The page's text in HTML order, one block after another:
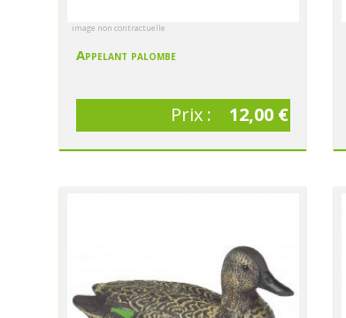
image non contractuelle
Appelant palombe
Prix : 12,00 €